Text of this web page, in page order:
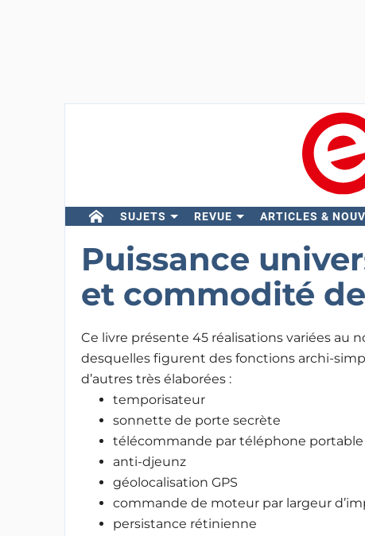
SUJETS REVUE ARTICLES &
Puissance
et commodité
Ce livre présente 45 réalisations variées au
desquelles figurent des fonctions archi-
d’autres très élaborées :
temporisateur
sonnette de porte secrète
télécommande par téléphone portable
anti-djeunz
géolocalisation GPS
commande de moteur par largeur
persistance rétinienne